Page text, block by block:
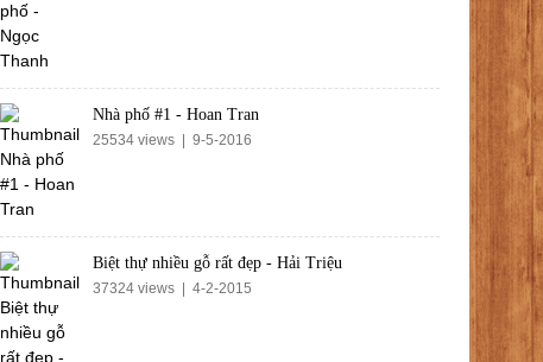
Nhà phố #1 - Hoan Tran
25534 views | 9-5-2016
Biệt thự nhiều gỗ rất đẹp - Hải Triệu
37324 views | 4-2-2015